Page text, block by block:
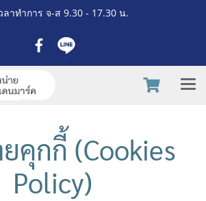
ลาทำการ จ-ส 9.30 - 17.30 น.
คุกกี้ (Cookies
Policy)